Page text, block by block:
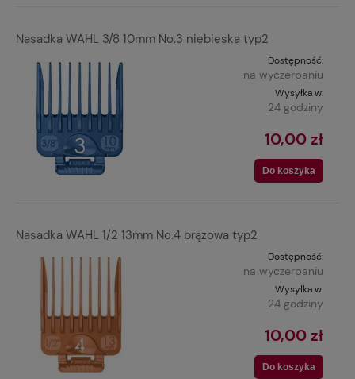
Nasadka WAHL 3/8 10mm No.3 niebieska typ2
Dostępność:
na wyczerpaniu
Wysyłka w:
24 godziny
10,00 zł
Do koszyka
Nasadka WAHL 1/2 13mm No.4 brązowa typ2
Dostępność:
na wyczerpaniu
Wysyłka w:
24 godziny
10,00 zł
Do koszyka